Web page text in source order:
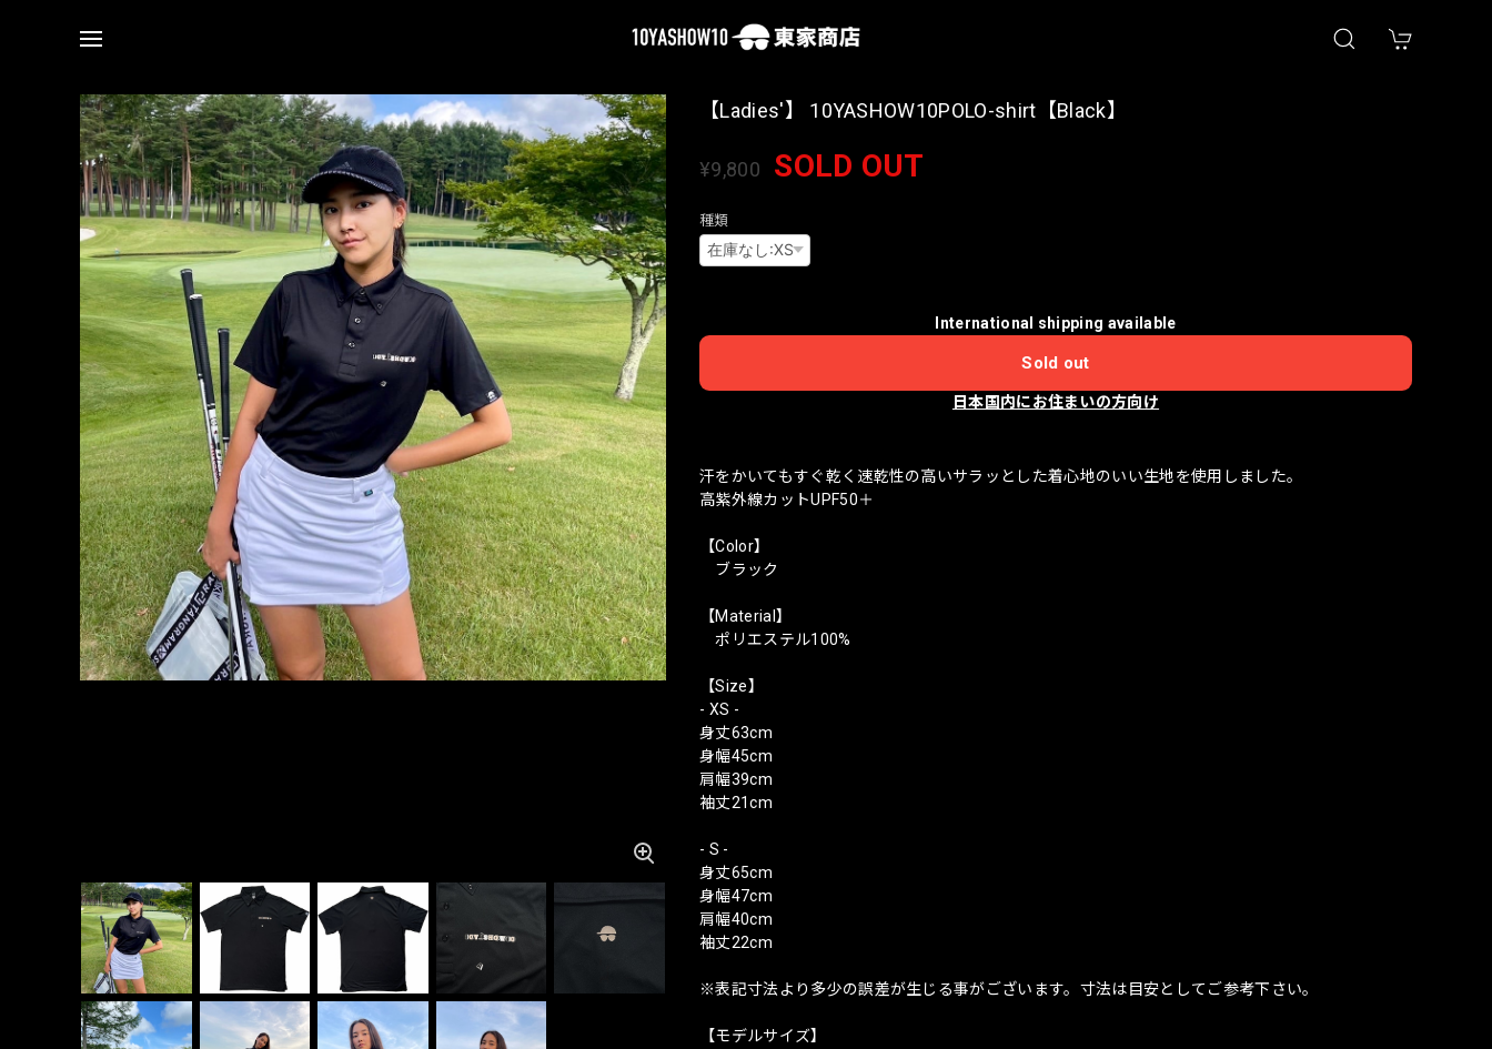
【Ladies'】 10YASHOW10POLO-shirt【Black】
¥9,800 SOLD OUT
種類
International shipping available
Sold out
日本国内にお住まいの方向け
汗をかいてもすぐ乾く速乾性の高いサラッとした着心地のいい生地を使用しました。
高紫外線カットUPF50＋
【Color】
ブラック
【Material】
ポリエステル100%
【Size】
- XS -
身丈63cm
身幅45cm
肩幅39cm
袖丈21cm
- S -
身丈65cm
身幅47cm
肩幅40cm
袖丈22cm
※表記寸法より多少の誤差が生じる事がございます。寸法は目安としてご参考下さい。
【モデルサイズ】